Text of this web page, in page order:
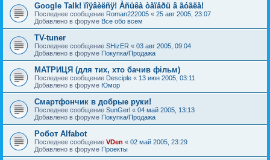
Google Talk! ïîÿâèëñÿ! Àñüêà òåïåðü â ãóãëå!
Последнее сообщение Roman222005 « 25 авг 2005, 23:07
Добавлено в форуме Все обо всем
TV-tuner
Последнее сообщение SHizER « 03 авг 2005, 09:04
Добавлено в форуме Покупка/Продажа
МАТРИЦЯ (для тих, хто бачив фільм)
Последнее сообщение Desciple « 13 июн 2005, 03:11
Добавлено в форуме Юмор
Смартфончик в добрые руки!
Последнее сообщение SunGerl « 04 май 2005, 13:13
Добавлено в форуме Покупка/Продажа
Робот Alfabot
Последнее сообщение VDen « 02 май 2005, 23:29
Добавлено в форуме Проекты